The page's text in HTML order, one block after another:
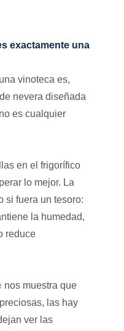
exactamente una
vinoteca es,
nevera diseñada
es cualquier
en el frigorífico
lo mejor. La
si fuera un tesoro:
la humedad,
reduce
nos muestra que
las hay
ver las